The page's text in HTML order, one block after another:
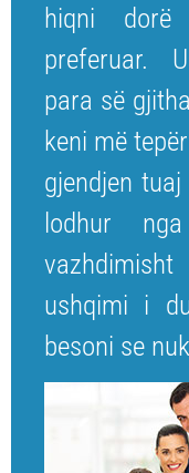
hiqni
preferuar.
para së
keni më
gjendjen
lodhur
ushqimi i
besoni se